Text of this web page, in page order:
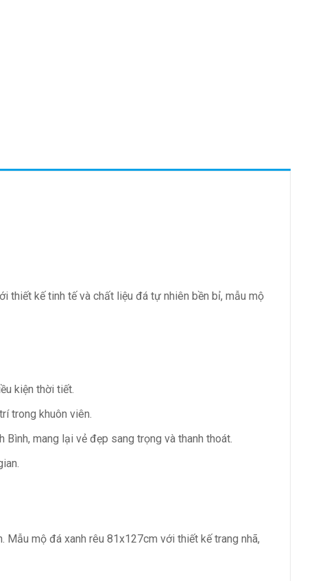
thiết kế tinh tế và chất liệu đá tự nhiên bền bỉ, mẫu mộ
kiện thời tiết.
trong khuôn viên.
mang lại vẻ đẹp sang trọng và thanh thoát.
mộ đá xanh rêu 81x127cm với thiết kế trang nhã,